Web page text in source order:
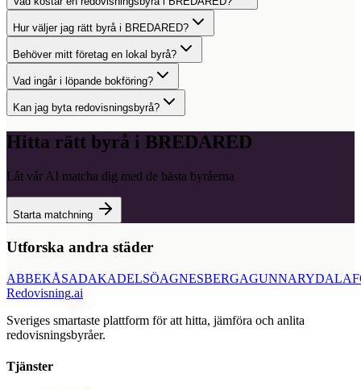
Hur väljer jag rätt byrå i BREDARED?
Behöver mitt företag en lokal byrå?
Vad ingår i löpande bokföring?
Kan jag byta redovisningsbyrå?
Hitta rätt byrå i BREDARED
Låt vår AI matcha dig med de bästa byråerna
Starta matchning
Utforska andra städer
ABBEKÅSADAKADELSÖAGNESBERGAGUNNARYD
Redovisning.ai
Sveriges smartaste plattform för att hitta, jämföra och anlita
redovisningsbyråer.
Tjänster